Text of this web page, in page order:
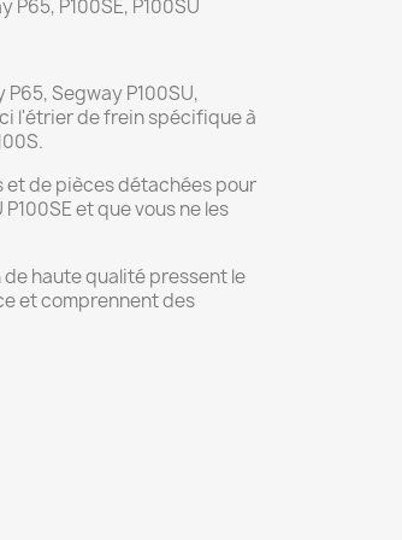
P100SE, P100SU
Segway P100SU,
l'étrier de frein spécifique à
et de pièces détachées pour
et que vous ne les
haute qualité pressent le
et comprennent des